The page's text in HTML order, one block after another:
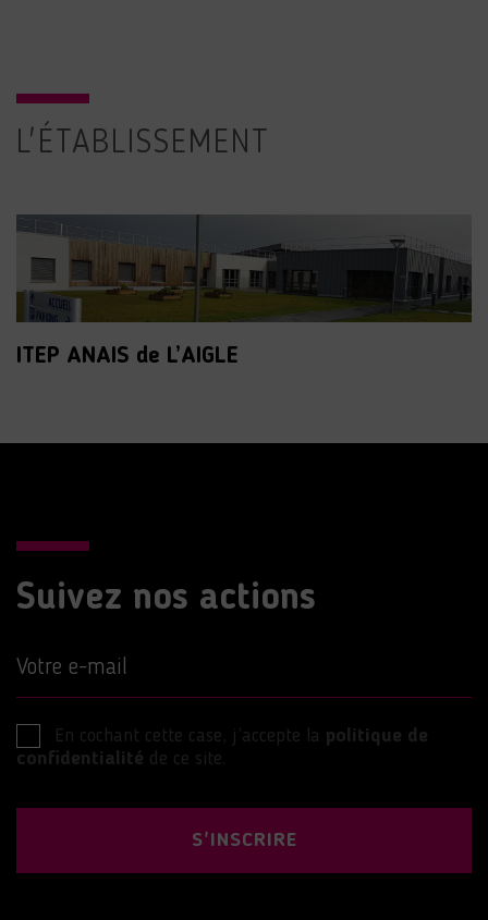
L'ÉTABLISSEMENT
ITEP ANAIS de L’AIGLE
Suivez nos actions
Votre e-mail
En cochant cette case, j’accepte la politique de
confidentialité de ce site.
S'INSCRIRE